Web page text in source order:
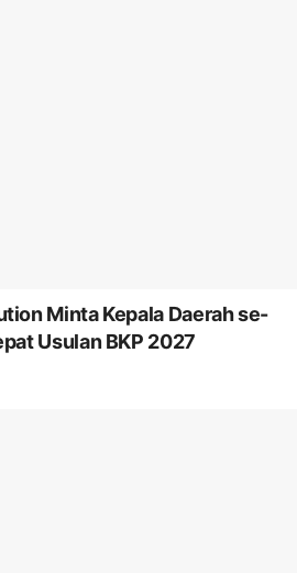
Minta Kepala Daerah se-
Usulan BKP 2027